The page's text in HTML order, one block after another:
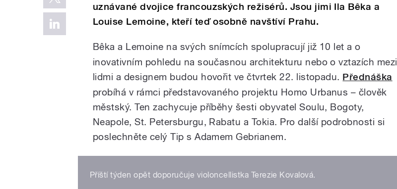
uznávané dvojice francouzských režisérů. Jsou jimi Ila Bêka a
Louise Lemoine, kteří teď osobně navštíví Prahu.
Bêka a Lemoine na svých snímcích spolupracují již 10 let a o
inovativním pohledu na současnou architekturu nebo o vztazích mezi
lidmi a designem budou hovořit ve čtvrtek 22. listopadu. Přednáška
probíhá v rámci představovaného projektu Homo Urbanus – člověk
městský. Ten zachycuje příběhy šesti obyvatel Soulu, Bogoty,
Neapole, St. Petersburgu, Rabatu a Tokia. Pro další podrobnosti si
poslechněte celý Tip s Adamem Gebrianem.
Příští týden opět doporučuje violoncellistka Terezie Kovalová.